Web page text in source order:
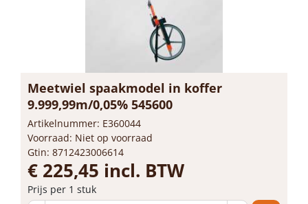
Meetwiel spaakmodel in koffer
9.999,99m/0,05% 545600
Artikelnummer: E360044
Voorraad: Niet op voorraad
Gtin: 8712423006614
€ 225,45 incl. BTW
Prijs per 1 stuk